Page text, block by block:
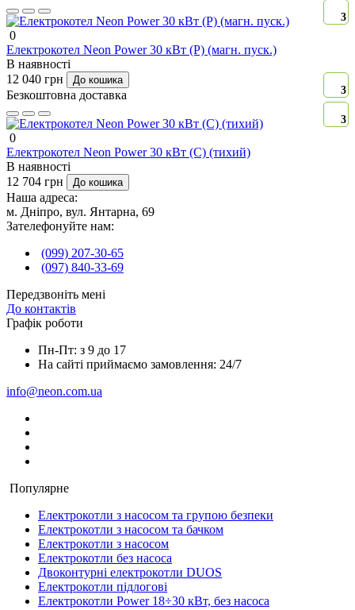
3
0
Електрокотел Neon Power 30 кВт (P) (магн. пуск.)
В наявності
12 040 грн
До кошика
Безкоштовна доставка 3
3
0
Електрокотел Neon Power 30 кВт (C) (тихий)
В наявності
12 704 грн
До кошика
Наша адреса:
м. Дніпро, вул. Янтарна, 69
Зателефонуйте нам:
(099) 207-30-65
(097) 840-33-69
Передзвоніть мені
До контактів
Графік роботи
Пн-Пт: з 9 до 17
На сайті приймаємо замовлення: 24/7
info@neon.com.ua
Популярне
Електрокотли з насосом та групою безпеки
Електрокотли з насосом та бачком
Електрокотли з насосом
Електрокотли без насоса
Двоконтурні електрокотли DUOS
Електрокотли підлогові
Електрокотли Power 18÷30 кВт, без насоса